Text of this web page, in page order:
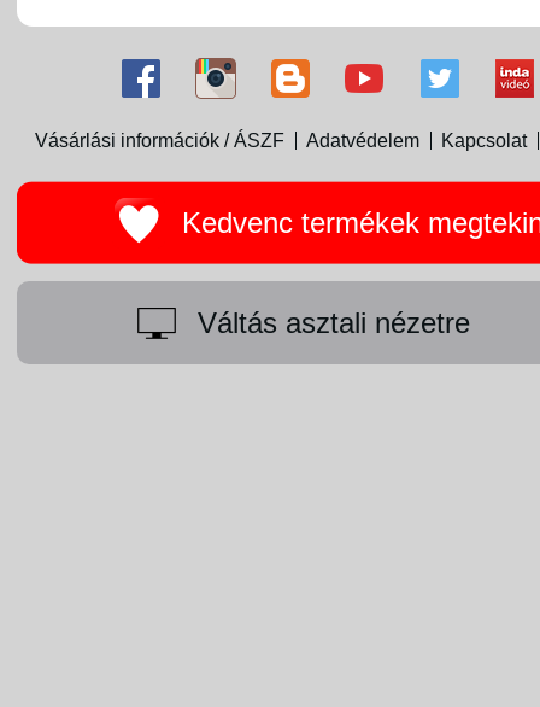
Vásárlási információk / ÁSZF Adatvédelem Kapcsolat
Kedvenc termékek
Váltás asztali nézetre